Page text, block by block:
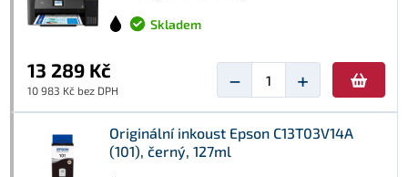
Skladem
13 289 Kč
10 983 Kč bez DPH − +
Originální inkoust Epson C13T03V14A
(101), černý, 127ml